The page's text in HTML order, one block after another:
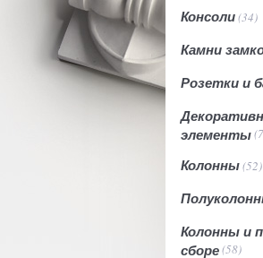
Консоли(34)
Камни
Розетки и
элементы
Колонны(52)
Колонны и
сборе(58)